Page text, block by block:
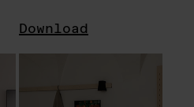
Download